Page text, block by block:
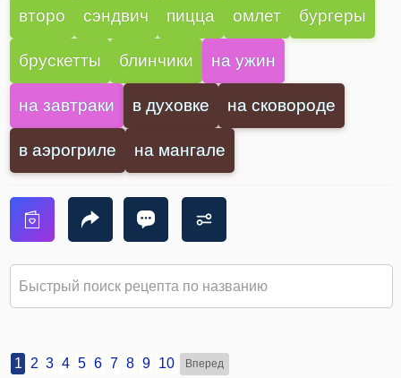
второ сэндвич пицца омлет бургеры
брускетты блинчики на ужин
на завтраки в духовке на сковороде
в аэрогриле на мангале
1 2 3 4 5 6 7 8 9 10 Вперед